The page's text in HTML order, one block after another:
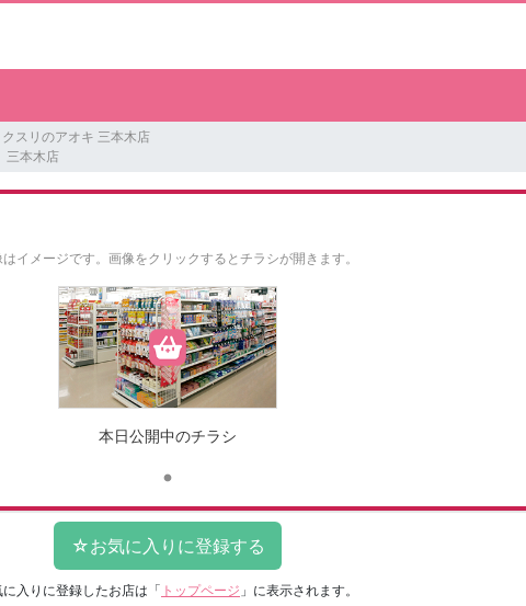
クスリのアオキ 三本木店
三本木店
イメージです。 画像をクリックするとチラシが開きます。
本日公開中のチラシ
に入りに登録したお店は 「 トップページ 」に表示されます。